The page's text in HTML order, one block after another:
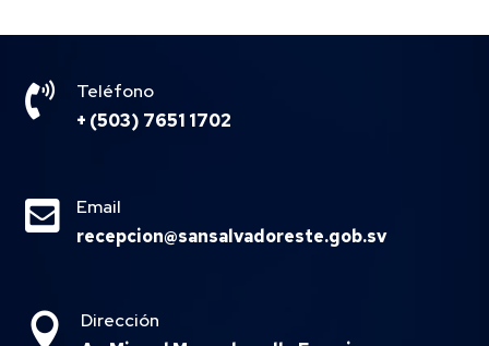

Teléfono
+ (503) 7651 1702

Email
recepcion@sansalvadoreste.gob.sv

Dirección